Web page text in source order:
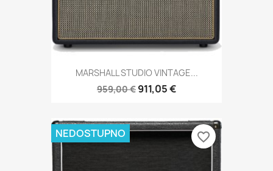
MARSHALL STUDIO VINTAGE...
959,00 € 911,05 €
NEDOSTUPNO favorite_border